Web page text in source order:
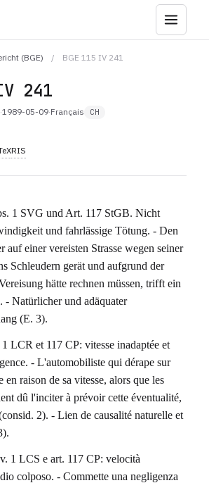
(BGE) / BGE 115 IV 241
241
·1989-05-09·Français CH
RIS
1 SVG und Art. 117 StGB. Nicht
und fahrlässige Tötung. - Den
auf einer vereisten Strasse wegen seiner
Schleudern gerät und aufgrund der
hätte rechnen müssen, trifft ein
- Natürlicher und adäquater
(E. 3).
LCR et 117 CP: vitesse inadaptée et
- L'automobiliste qui dérape sur
en raison de sa vitesse, alors que les
dû l'inciter à prévoir cette éventualité,
2). - Lien de causalité naturelle et
1 LCS e art. 117 CP: velocità
colposo. - Commette una negligenza